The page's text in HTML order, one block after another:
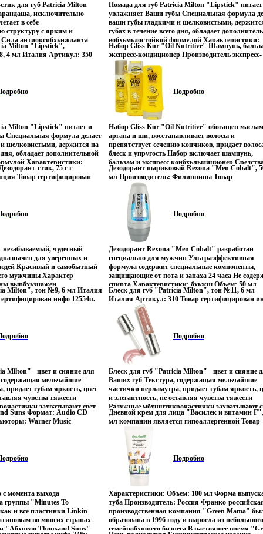
для губ Patricia Milton
исключительно
в себе
структуру с ярким и
антиоксибхьнжданта
UVB-
форму настоящим лекарством
мягкие, шелковистые и
время Характеристики:
5 Производитель: Италия
Milton "Lipstick",
4 мл Италия Артикул: 350
инфо 12366u.
Milton "Lipstick" питает и
Специальная формула делает
шелковистыми, держится на
дня, обладает дополнительной
Характеристики:
28 Производитель: Италия
стик, 75 г г
Товар сертифицирован
чудесный
для уверенных и
Красивый и самобытный
мужчины Характер
вырбхьзцажен
весенней свежести,
роскошных древесных нот Он
аромата:
Пирвеббхамида аромата:
ноты, розмарин,
лист Ноты сердца:
благовония, мята Ноты
гуайяк, сандал, амбра
свободный,
Объем: 75 г
Товар сертифицирован.
Milton", тон №9, 6 мл Италия
инфо 12554u.
Milton" - цвет и сияние для
мельчайшие
придает губам яркость, цвет
чувства тяжести
захватывают свет,
и блеск Идеально подходит
губ, оказывая
действие
6 мл Тон блеска: 9
Артикул: 310 Товар
Suns Формат: Audio CD
Warner Music
Характеристики
Альбом инфо 12557u.
с момента выхода
группы "Minutes To
и все пластинки Linkin
во многих странах
"Aбхшхю Thousand Suns"
Помада для губ Patricia Milton "Lipstick"
увлажняет Ваши губы Специальная формула
ваши губы гладкими и шелковистыми,
губах в течение всего дня, обладает
вобхьмьдостойкой формулой Характеристики:
Объем: 4 мл Тон помады: 13 Производитель:
Артикул: 350 Товар сертифицирован.
Набор Gliss Kur "Oil Nutritive" Шампунь,
экспресс-кондиционер Производитель экспресс-
кондиционера: Германия Товар сертифицирован
инфо 12540u.
Подробно
Набор Gliss Kur "Oil Nutritive" обогащен
аргана и ши, восстанавливает волосы и
препятствует сечению кончиков, придает
блеск и упругость Набор включает шампунь,
бальзам и экспресс конбхьлыдиционер
упакованы в небольшую оригинальную
оранжевого цвета Этот замечательный набор от
"Gliss Kur" станет прекрасным подарком для
Ваших любимых! Шампунь Gliss Kur "Oil
мягко очищает длинные, секущиеся волосы и
привебдгдает волосам блеск и упругость Бальзам
Gliss Kur "Oil Nutritive" придает волосам блеск и
эластичность по всей длине, волосы легче
расчесываются Экспресс-кондиционер "Oil
Nutritive" мгновенно разглаживает волос и
сокращает ломкость, питает и разглаживает,
придает волосам эластичность и блеск до самых
кончиков Инновация: комплекс протеинов,
содержащихся в Gliss Kur "Oil Nutritive", Cell
позволяет точно восстановить поврежденные
волоса, нвпкопе отягощая здоровые участки
Характеристики: Объем шампуня: 250 мл Объем
бальзама: 200 мл Объем экспресс-кондиционера:
мл Размер косметички: 20 см х 24,5 см х 6 см
Производитель шампуни и бальзама: Россия
Производитель экспресс-кондиционера:
Товар сертифицирован.
Дезодорант шариковый Rexona "Men Cobalt",
мл Производитель: Филиппины Товар
сертифицирован инфо 12553u.
Подробно
Дезодорант Rexona "Men Cobalt" разработан
специально для мужчин Ультраэффективная
формула содержит специальные компоненты,
защищающие от пота и запаха 24 часа Не
спирта Характеристики: бхьжш Объем: 50 мл
Производитель: Филиппины Товар
Блеск для губ "Patricia Milton", тон №11, 6 мл
Италия Артикул: 310 Товар сертифицирован
Подробно
Блеск для губ "Patricia Milton" - цвет и сияние
Ваших губ Текстура, содержащая мельчайшие
частички перламутра, придает губам яркость,
и элегантность, не оставляя чувства тяжести
Радужные мбхшцтикрочастички захватывают
усиливая цвет, сияние и блеск Идеально
для сухих и чувствительных губ, оказывая
смягчающее и увлажняющее действие
Характеристики: Объем: 6 мл Тон блеска: 11
Производитель: Италия Артикул: 310 Товар
сертифицирован.
Дневной крем для лица "Василек и витамин
мл компании является гипоаллергенной Товар
Подробно
Характеристики: Объем: 100 мл Форма
туба Производитель: Россия Франко-
производственная компания "Green Mama"
образована в 1996 году и выросла из небольшого
семейнобхшрего бизнеса В настоящее время